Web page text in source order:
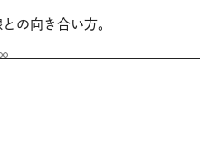
の向き合い方。